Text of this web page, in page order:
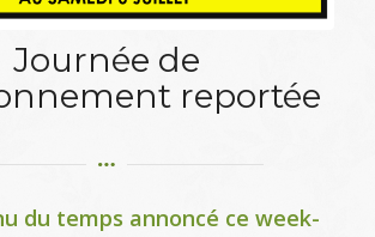
Journée de
reportée
du temps annoncé ce week-